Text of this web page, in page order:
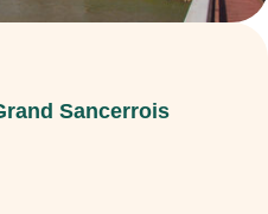
Sancerrois